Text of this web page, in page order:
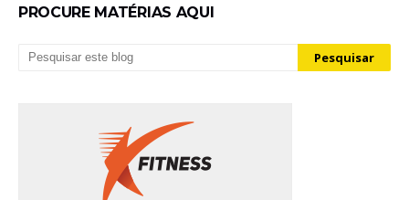
PROCURE MATÉRIAS AQUI